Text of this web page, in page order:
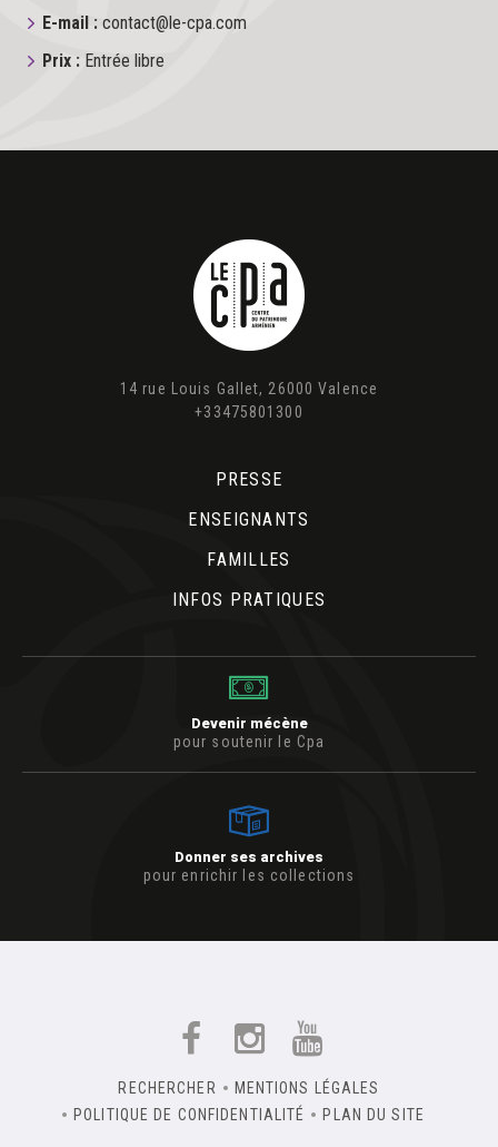
E-mail : contact@le-cpa.com
Prix : Entrée libre
14 rue Louis Gallet, 26000 Valence
+33475801300
PRESSE
ENSEIGNANTS
FAMILLES
INFOS PRATIQUES
Devenir mécène
pour soutenir le Cpa
Donner ses archives
pour enrichir les collections
RECHERCHER
MENTIONS LÉGALES
POLITIQUE DE CONFIDENTIALITÉ
PLAN DU SITE